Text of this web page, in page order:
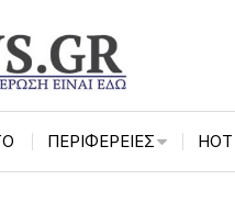
ΠΕΡΙΦΈΡΕΙΕΣ